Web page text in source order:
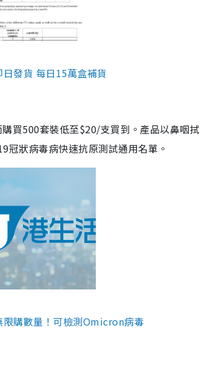
發貨 每日15萬盒補貨
買500套裝低至$20/支買到。產品以鼻咽
狀病毒病快速抗原測試通用名單。
購數量！可檢測Omicron病毒